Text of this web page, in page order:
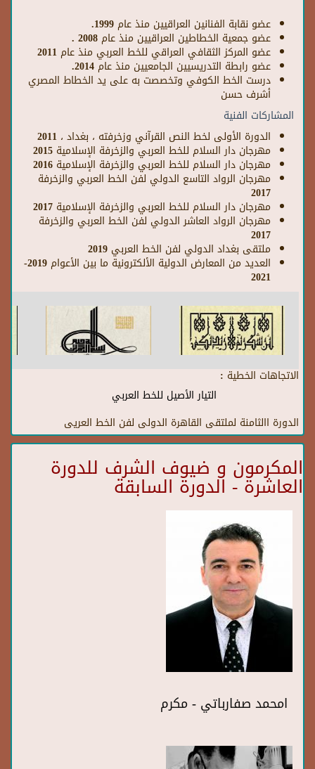
عضو نقابة الفنانين العراقيين منذ عام 1999.
عضو جمعية الخطاطين العراقيين منذ عام 2008 .
عضو المركز الثقافي العراقي للخط العربي منذ عام 2011
عضو رابطة التدريسيين الجامعيين منذ عام 2014.
درست الخط الكوفي وتخصصت به على يد الخطاط المصري
أشرف حسن
المشاركات الفنية
الدورة الأولى لخط النص القرآني وزخرفته ، بغداد ، 2011
مهرجان دار السلام للخط العربي والزخرفة الإسلامية 2015
مهرجان دار السلام للخط العربي والزخرفة الإسلامية 2016
مهرجان الرواد التاسع الدولي لفن الخط العربي والزخرفة
2017
مهرجان دار السلام للخط العربي والزخرفة الإسلامية 2017
مهرجان الرواد العاشر الدولي لفن الخط العربي والزخرفة
2017
ملتقى بغداد الدولي لفن الخط العربي 2019
العديد من المعارض الدولية الألكترونية ما بين الأعوام 2019-
2021
الاتجاهات الخطية :
التيار الأصيل للخط العربي
الدورة االثامنة لملتقى القاهرة الدولى لفن الخط العريى
المكرمون و ضيوف الشرف للدورة
العاشرة - الدورة السابقة
امحمد صفارباتي - مكرم